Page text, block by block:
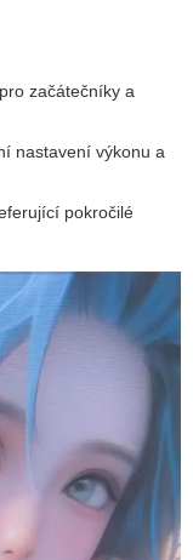
začátečníky a
nastavení výkonu a
pokročilé